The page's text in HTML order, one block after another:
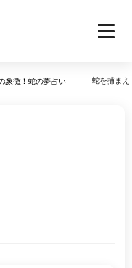
象徴！蛇の夢占い 蛇を捕まえ